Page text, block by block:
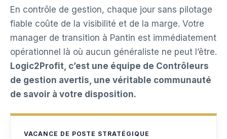
En contrôle de gestion, chaque jour sans pilotage
fiable coûte de la visibilité et de la marge. Votre
manager de transition à Pantin est immédiatement
opérationnel là où aucun généraliste ne peut l’être.
Logic2Profit, c’est une équipe de Contrôleurs
de gestion avertis, une véritable communauté
de savoir à votre disposition.
VACANCE DE POSTE STRATÉGIQUE